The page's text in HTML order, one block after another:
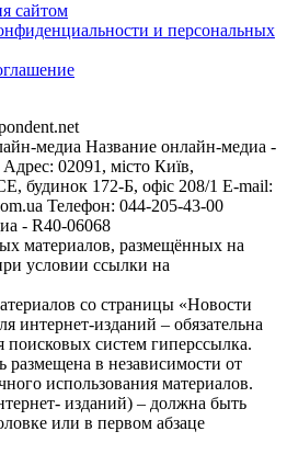
сайтом
и персональных
медиа Название онлайн-медиа -
02091, місто Київ,
172-Б, офіс 208/1 E-mail:
Телефон: 044-205-43-00
- R40-06068
материалов, размещённых на
условии ссылки на
со страницы «Новости
интернет-изданий – обязательна
поисковых систем гиперссылка.
в независимости от
использования материалов.
изданий) – должна быть
или в первом абзаце